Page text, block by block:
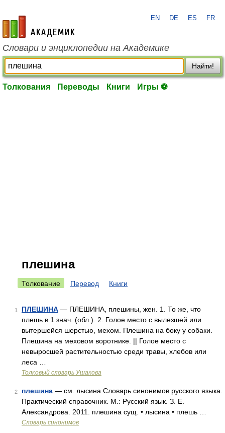
academic.ru
EN DE ES FR
Словари и энциклопедии на Академике
Найти!
Толкования Переводы Книги Игры ⚽
плешина
Толкование Перевод Книги
1 ПЛЕШИНА — ПЛЕШИНА, плешины, жен. 1. То же, что
плешь в 1 знач. (обл.). 2. Голое место с вылезшей или
вытершейся шерстью, мехом. Плешина на боку у собаки.
Плешина на меховом воротнике. || Голое место с
невыросшей растительностью среди травы, хлебов или
леса …
Толковый словарь Ушакова
2 плешина — см. лысина Словарь синонимов русского языка.
Практический справочник. М.: Русский язык. З. Е.
Александрова. 2011. плешина сущ. • лысина • плешь …
Словарь синонимов